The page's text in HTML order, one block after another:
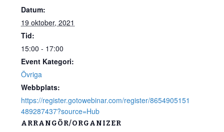
Datum:
19 oktober, 2021
Tid:
15:00 - 17:00
Event Kategori:
Övriga
Webbplats:
https://register.gotowebinar.com/register/8654905151
489287437?source=Hub
ARRANGÖR/ORGANIZER